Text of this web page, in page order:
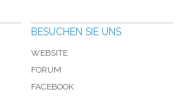
BESUCHEN SIE UNS
WEBSITE
FORUM
FACEBOOK